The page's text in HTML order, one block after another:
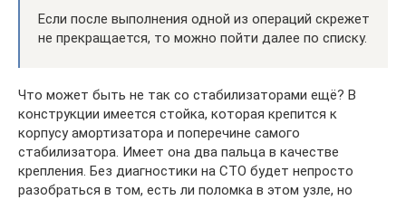
Если после выполнения одной из операций скрежет
не прекращается, то можно пойти далее по списку.
Что может быть не так со стабилизаторами ещё? В
конструкции имеется стойка, которая крепится к
корпусу амортизатора и поперечине самого
стабилизатора. Имеет она два пальца в качестве
крепления. Без диагностики на СТО будет непросто
разобраться в том, есть ли поломка в этом узле, но